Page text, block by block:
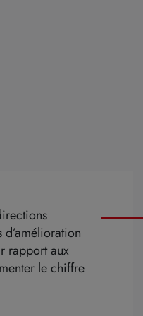
d’amélioration
rapport aux
le chiffre